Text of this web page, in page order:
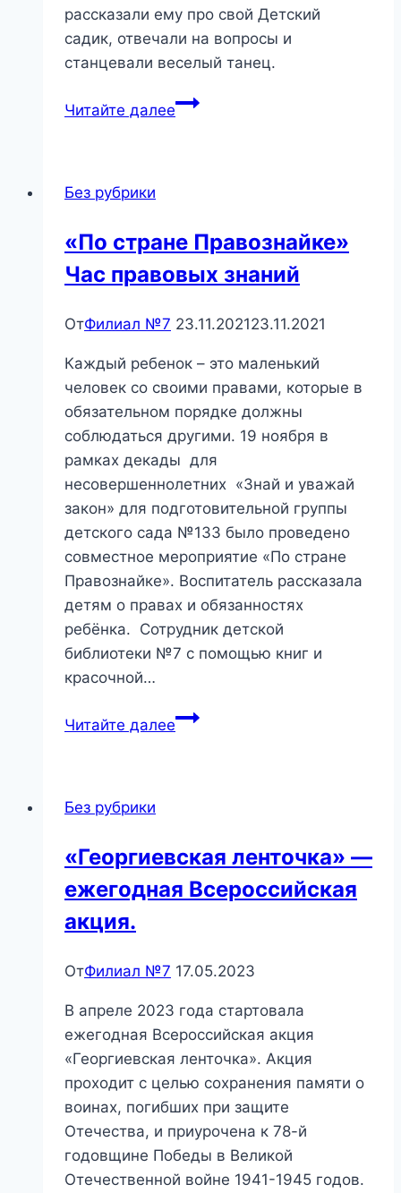
рассказали ему про свой Детский
садик, отвечали на вопросы и
станцевали веселый танец.
Читайте далее«Все
Без рубрики
«По стране Правознайке»
Час правовых знаний
ОтФилиал №7 23.11.202123.11.2021
Каждый ребенок – это маленький
человек со своими правами, которые в
обязательном порядке должны
соблюдаться другими. 19 ноября в
рамках декады для
несовершеннолетних «Знай и уважай
закон» для подготовительной группы
детского сада №133 было проведено
совместное мероприятие «По стране
Правознайке». Воспитатель рассказала
детям о правах и обязанностях
ребёнка. Сотрудник детской
библиотеки №7 с помощью книг и
красочной…
Читайте далее«По
Без рубрики
«Георгиевская ленточка» —
ежегодная Всероссийская
акция.
ОтФилиал №7 17.05.2023
В апреле 2023 года стартовала
ежегодная Всероссийская акция
«Георгиевская ленточка». Акция
проходит с целью сохранения памяти о
воинах, погибших при защите
Отечества, и приурочена к 78-й
годовщине Победы в Великой
Отечественной войне 1941-1945 годов.